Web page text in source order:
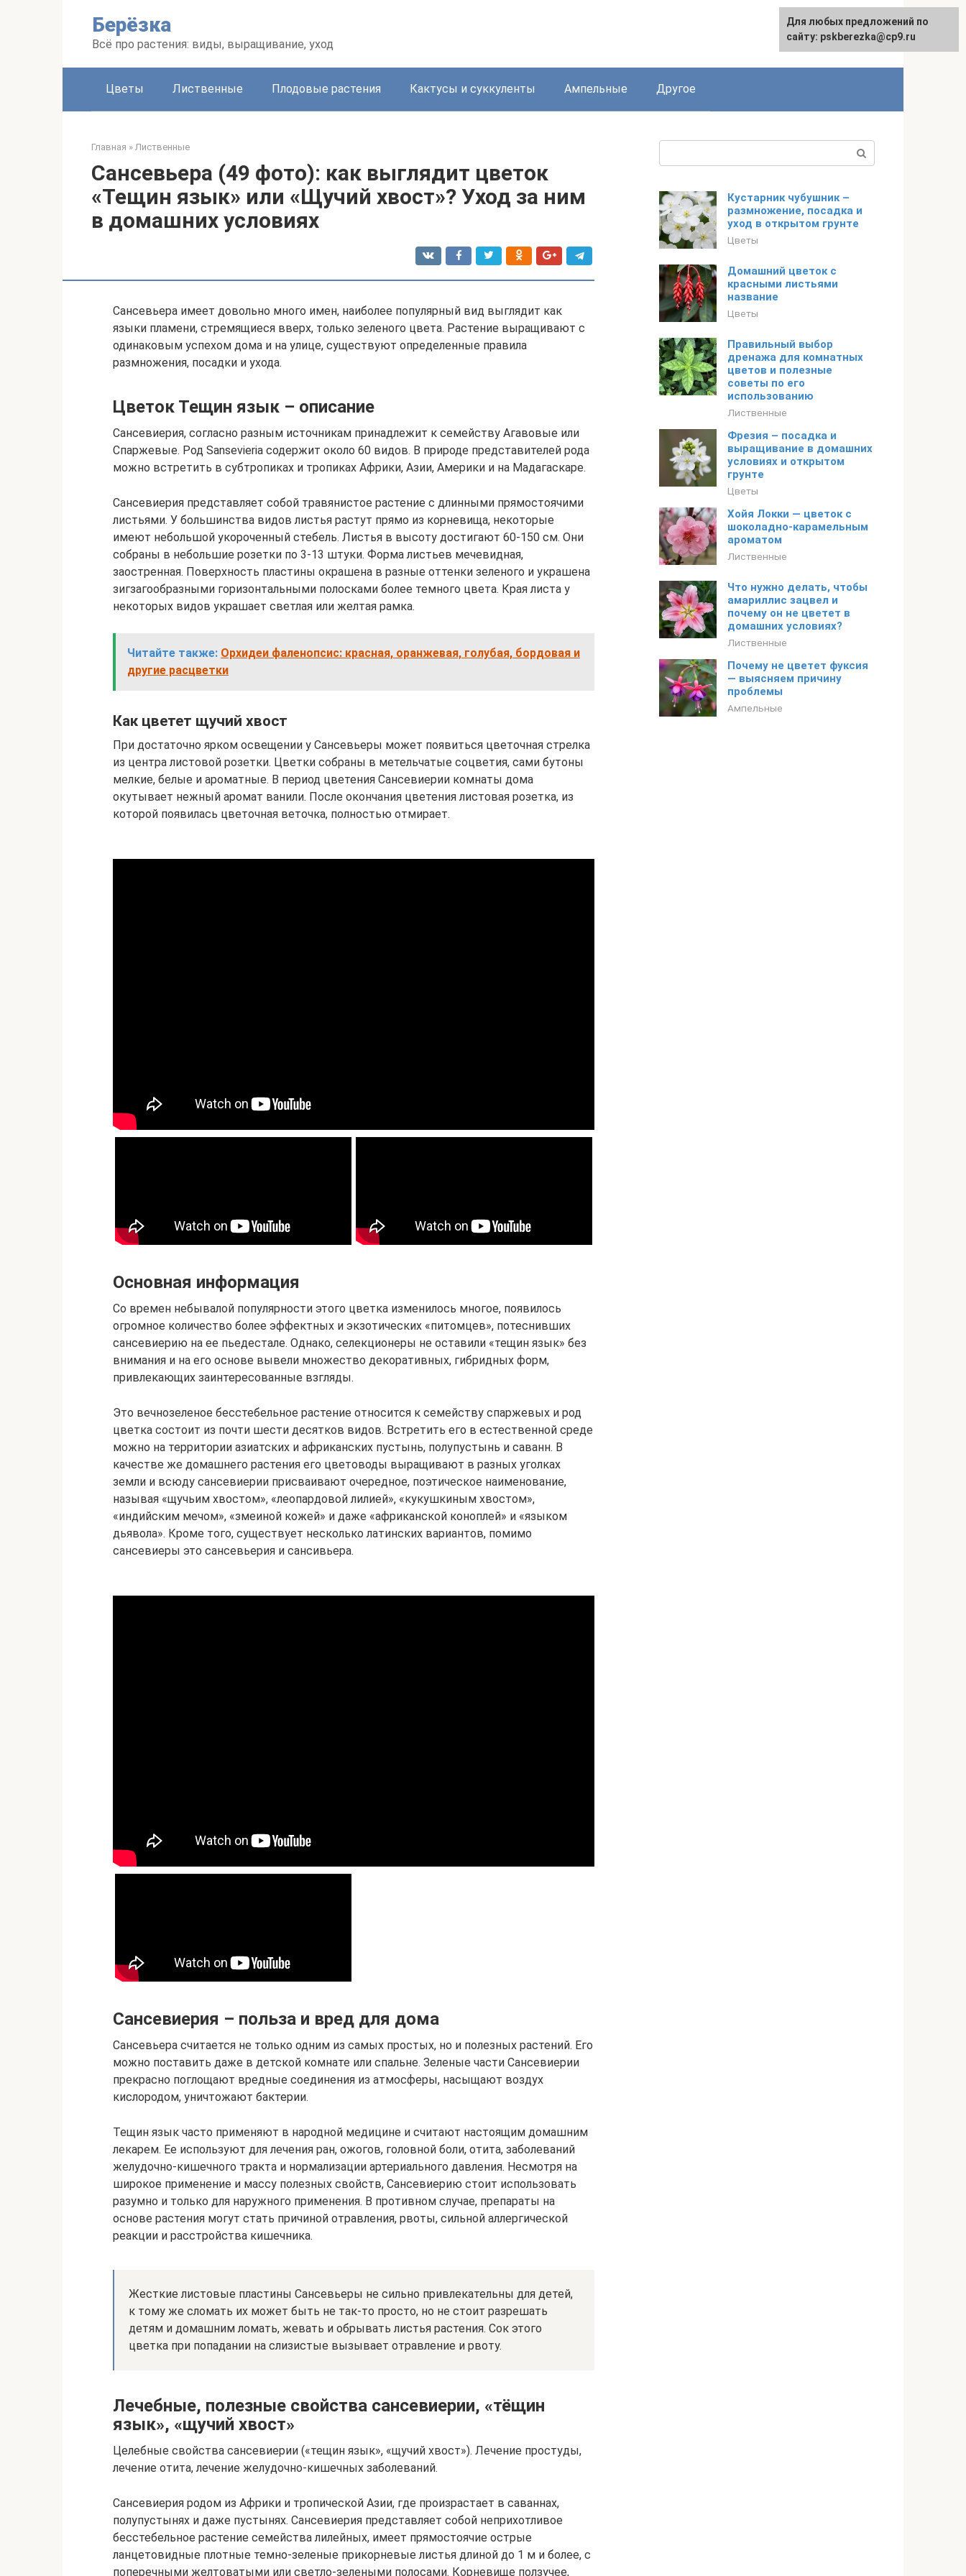
Берёзка
Всё про растения: виды, выращивание, уход
English
Цветы Лиственные Плодовые растения Кактусы и суккуленты Ампельные Другое
Главная » Лиственные
Сансевьера (49 фото): как выглядит цветок
«Тещин язык» или «Щучий хвост»? Уход за ним
в домашних условиях
Сансевьера имеет довольно много имен, наиболее популярный вид выглядит как
языки пламени, стремящиеся вверх, только зеленого цвета. Растение выращивают с
одинаковым успехом дома и на улице, существуют определенные правила
размножения, посадки и ухода.
Цветок Тещин язык – описание
Сансевиерия, согласно разным источникам принадлежит к семейству Агавовые или
Спаржевые. Род Sansevieria содержит около 60 видов. В природе представителей рода
можно встретить в субтропиках и тропиках Африки, Азии, Америки и на Мадагаскаре.
Сансевиерия представляет собой травянистое растение с длинными прямостоячими
листьями. У большинства видов листья растут прямо из корневища, некоторые
имеют небольшой укороченный стебель. Листья в высоту достигают 60-150 см. Они
собраны в небольшие розетки по 3-13 штуки. Форма листьев мечевидная,
заостренная. Поверхность пластины окрашена в разные оттенки зеленого и украшена
зигзагообразными горизонтальными полосками более темного цвета. Края листа у
некоторых видов украшает светлая или желтая рамка.
Читайте также: Орхидеи фаленопсис: красная, оранжевая, голубая, бордовая и
другие расцветки
Как цветет щучий хвост
При достаточно ярком освещении у Сансевьеры может появиться цветочная стрелка
из центра листовой розетки. Цветки собраны в метельчатые соцветия, сами бутоны
мелкие, белые и ароматные. В период цветения Сансевиерии комнаты дома
окутывает нежный аромат ванили. После окончания цветения листовая розетка, из
которой появилась цветочная веточка, полностью отмирает.
Основная информация
Со времен небывалой популярности этого цветка изменилось многое, появилось
огромное количество более эффектных и экзотических «питомцев», потеснивших
сансевиерию на ее пьедестале. Однако, селекционеры не оставили «тещин язык» без
внимания и на его основе вывели множество декоративных, гибридных форм,
привлекающих заинтересованные взгляды.
Это вечнозеленое бесстебельное растение относится к семейству спаржевых и род
цветка состоит из почти шести десятков видов. Встретить его в естественной среде
можно на территории азиатских и африканских пустынь, полупустынь и саванн. В
качестве же домашнего растения его цветоводы выращивают в разных уголках
земли и всюду сансевиерии присваивают очередное, поэтическое наименование,
называя «щучьим хвостом», «леопардовой лилией», «кукушкиным хвостом»,
«индийским мечом», «змеиной кожей» и даже «африканской коноплей» и «языком
дьявола». Кроме того, существует несколько латинских вариантов, помимо
сансевиеры это сансевьерия и сансивьера.
Сансевиерия – польза и вред для дома
Сансевьера считается не только одним из самых простых, но и полезных растений. Его
можно поставить даже в детской комнате или спальне. Зеленые части Сансевиерии
прекрасно поглощают вредные соединения из атмосферы, насыщают воздух
кислородом, уничтожают бактерии.
Тещин язык часто применяют в народной медицине и считают настоящим домашним
лекарем. Ее используют для лечения ран, ожогов, головной боли, отита, заболеваний
желудочно-кишечного тракта и нормализации артериального давления. Несмотря на
широкое применение и массу полезных свойств, Сансевиерию стоит использовать
разумно и только для наружного применения. В противном случае, препараты на
основе растения могут стать причиной отравления, рвоты, сильной аллергической
реакции и расстройства кишечника.
Жесткие листовые пластины Сансевьеры не сильно привлекательны для детей,
к тому же сломать их может быть не так-то просто, но не стоит разрешать
детям и домашним ломать, жевать и обрывать листья растения. Сок этого
цветка при попадании на слизистые вызывает отравление и рвоту.
Лечебные, полезные свойства сансевиерии, «тёщин
язык», «щучий хвост»
Целебные свойства сансевиерии («тещин язык», «щучий хвост»). Лечение простуды,
лечение отита, лечение желудочно-кишечных заболеваний.
Сансевиерия родом из Африки и тропической Азии, где произрастает в саваннах,
полупустынях и даже пустынях. Сансевиерия представляет собой неприхотливое
бесстебельное растение семейства лилейных, имеет прямостоячие острые
ланцетовидные плотные темно-зеленые прикорневые листья длиной до 1 м и более, с
поперечными желтоватыми или светло-зелеными полосами. Корневище ползучее,
Кустарник чубушник –
размножение, посадка и
уход в открытом грунте
Цветы
Домашний цветок с
красными листьями
название
Цветы
Правильный выбор
дренажа для комнатных
цветов и полезные
советы по его
использованию
Лиственные
Фрезия – посадка и
выращивание в домашних
условиях и открытом
грунте
Цветы
Хойя Локки — цветок с
шоколадно-карамельным
ароматом
Лиственные
Что нужно делать, чтобы
амариллис зацвел и
почему он не цветет в
домашних условиях?
Лиственные
Почему не цветет фуксия
— выясняем причину
проблемы
Ампельные
Для любых предложений по
сайту: pskberezka@cp9.ru